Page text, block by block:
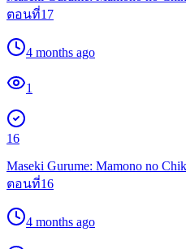
ตอนที่17
4 months ago
1
16
Maseki Gurume: Mamono no
ตอนที่16
4 months ago